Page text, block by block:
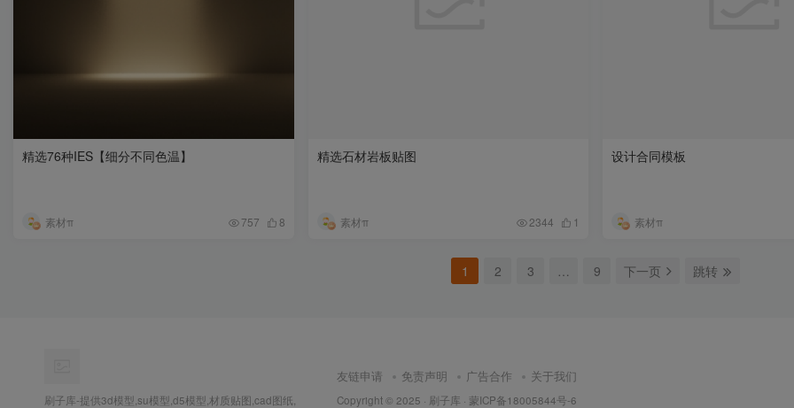
精选76种IES【细分不同色温】
素材π 757 8
精选石材岩板贴图
素材π 2344 1
设计合同模板
素材π
1 2 3 … 9 下一页 跳转
刷子库-提供3d模型,su模型,d5模型,材质贴图,cad图纸,
友链申请 免责声明 广告合作 关于我们
Copyright © 2025 · 刷子库 · 蒙ICP备18005844号-6